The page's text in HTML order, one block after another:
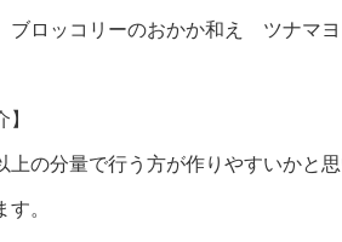
ロッコリーのおかか和え ツナマヨ
の分量で行う方が作りやすいかと
。